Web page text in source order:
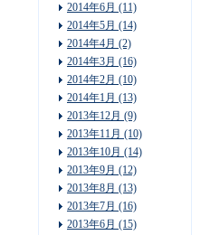
2014年6月 (11)
2014年5月 (14)
2014年4月 (2)
2014年3月 (16)
2014年2月 (10)
2014年1月 (13)
2013年12月 (9)
2013年11月 (10)
2013年10月 (14)
2013年9月 (12)
2013年8月 (13)
2013年7月 (16)
2013年6月 (15)